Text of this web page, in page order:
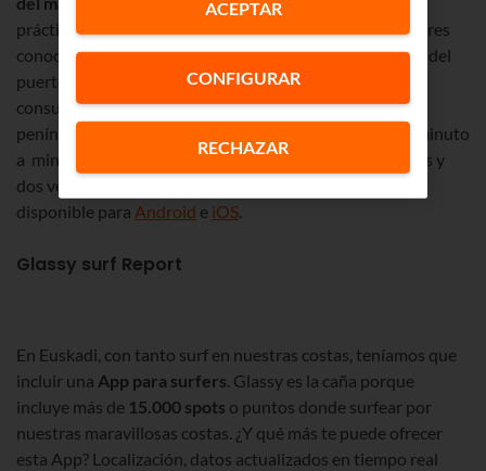
práctica si te gusta salir anavegaren un barquito y quieres
conocer con precisión lo que te vas a encontrar más allá del
puerto:
oleaje, viento, presión atmosférica
consultar todos estos datos en todos los puertos de la
península. La
se actualiza minuto
a minuto para los mareógrafos, cada hora para las boyas y
dos veces al día para los sistemas de previsión. Está
disponible para Android e iOS.
Glassy surf Report
En Euskadi, con tanto surf en nuestras costas, teníamos que
incluir una App para surfers. Glassy es la caña porque
incluye más de 15.000 spots o puntos donde surfear por
nuestras maravillosas costas. ¿Y qué más te puede ofrecer
esta App? Localización, datos actualizados en tiempo real
CONFIGURAR
RECHAZAR
ACEPTAR